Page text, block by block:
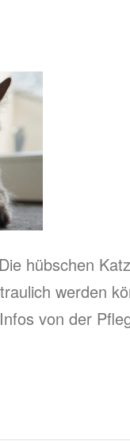
hübschen
werden
von der